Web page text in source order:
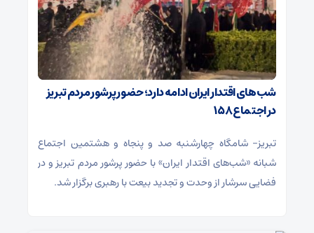
شب‌های اقتدار ایران ادامه دارد؛ حضور پرشور مردم تبریز
در اجتماع ۱۵۸
تبریز- شامگاه چهارشنبه صد و پنجاه و هشتمین اجتماع
شبانه «شب‌های اقتدار ایران» با حضور پرشور مردم تبریز و در
فضایی سرشار از وحدت و تجدید بیعت با رهبری برگزار شد.